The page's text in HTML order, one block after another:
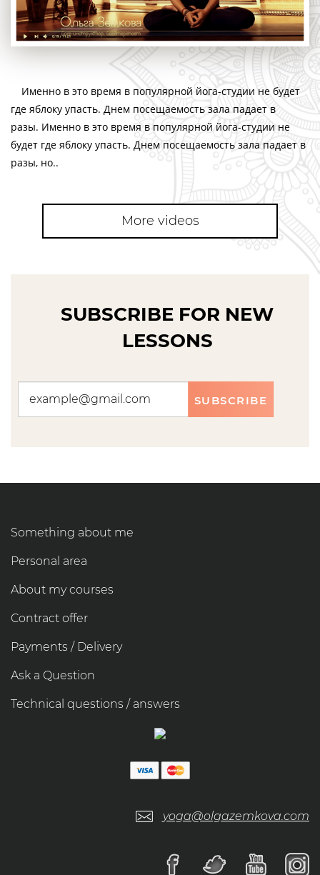
Именно в это время в популярной йога-студии не будет
где яблоку упасть. Днем посещаемость зала падает в
разы. Именно в это время в популярной йога-студии не
будет где яблоку упасть. Днем посещаемость зала падает в
разы, но..
More videos
SUBSCRIBE FOR NEW
LESSONS
SUBSCRIBE
Something about me
Personal area
About my courses
Contract offer
Payments / Delivery
Ask a Question
Technical questions / answers
yoga@olgazemkova.com